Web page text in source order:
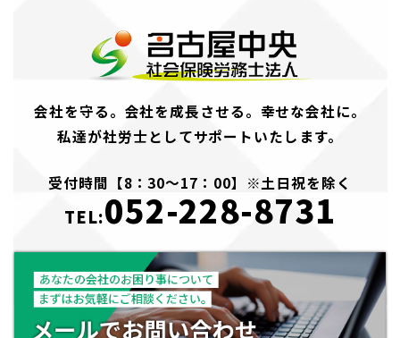
会社を守る。会社を成長させる。幸せな会社に。
私達が社労士としてサポートいたします。
受付時間【8：30～17：00】※土日祝を除く
TEL:052-228-8731